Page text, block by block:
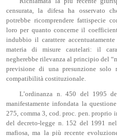
censurata, la difesa ha osservato
potrebbe ricomprendere fattispecie
loro per quanto concerne il
indubbio il carattere
materia di misure cautelari: il
negherebbe rilevanza al principio del
previsione di una presunzione
compatibilità costituzionale.
L’ordinanza n. 450 del 1995
manifestamente infondata la
275, comma 3, cod. proc. pen. proprio
del decreto-legge n. 152 del 1991
mafiosa, ma la più recente